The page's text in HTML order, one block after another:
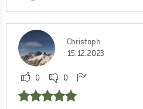
Christoph
15.12.2023
0 0